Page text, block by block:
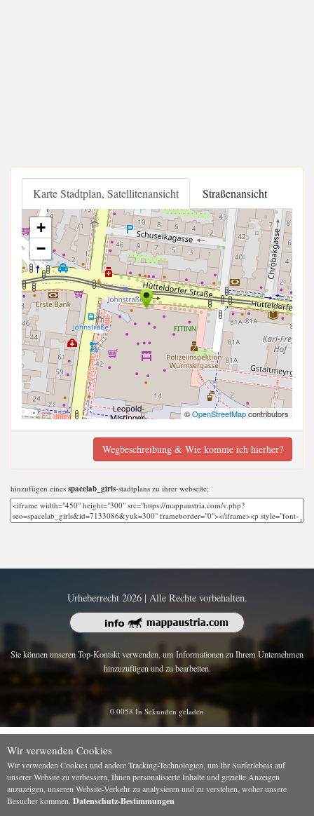
Karte Stadtplan, Satellitenansicht Straßenansicht
+
−
©OpenStreetMapcontributors
Wegbeschreibung & Wie komme ich hierher?
hinzufügen eines spacelab_girls-stadtplans zu ihrer webseite;
Urheberrecht 2026 | Alle Rechte vorbehalten.
Sie können unseren Top-Kontakt verwenden, um Informationen zu Ihrem Unternehmen
hinzuzufügen und zu bearbeiten.
0.0058 In Sekunden geladen
Wir verwenden Cookies
Wir verwenden Cookies und andere Tracking-Technologien, um Ihr Surferlebnis auf
unserer Website zu verbessern, Ihnen personalisierte Inhalte und gezielte Anzeigen
anzuzeigen, unseren Website-Verkehr zu analysieren und zu verstehen, woher unsere
Besucher kommen. Datenschutz-Bestimmungen